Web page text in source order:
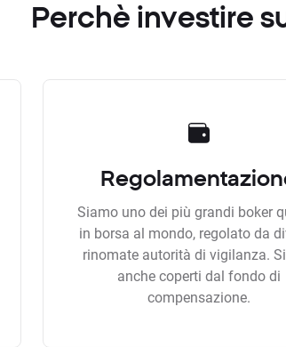
Perchè investire
Siamo uno dei più grandi boker
in borsa al mondo, regolato da
rinomate autorità di vigilanza.
anche coperti dal fondo di
compensazione.